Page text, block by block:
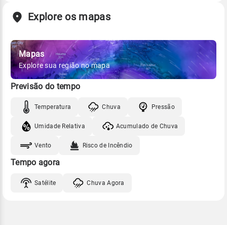
Explore os mapas
Mapas
Explore sua região no mapa
Previsão do tempo
Temperatura Chuva Pressão
Umidade Relativa Acumulado de Chuva
Vento Risco de Incêndio
Tempo agora
Satélite Chuva Agora